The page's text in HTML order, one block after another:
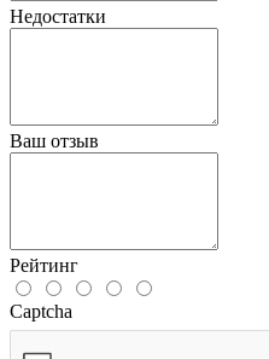
Недостатки
Ваш отзыв
Рейтинг
Captcha